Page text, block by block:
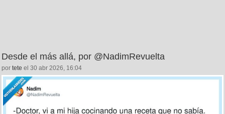
Desde el más allá, por @NadimRevuelta
por tete el 30 abr 2026, 16:04